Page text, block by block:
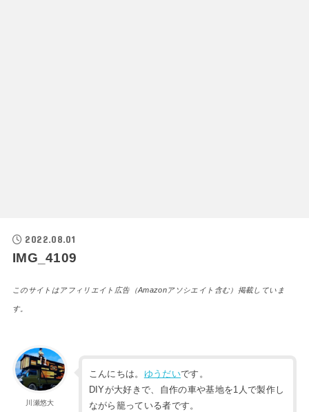
2022.08.01
IMG_4109
このサイトはアフィリエイト広告（Amazonアソシエイト含む）掲載していま
す。
川瀬悠大
こんにちは。 ゆうだいです。
DIYが大好きで、自作の車や基地を1人で製作し
ながら籠っている者です。